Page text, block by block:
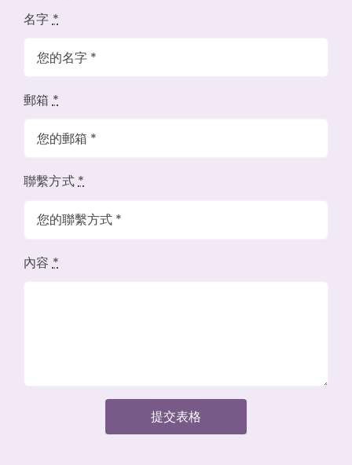
名字*
郵箱*
聯繫方式*
內容*
提交表格